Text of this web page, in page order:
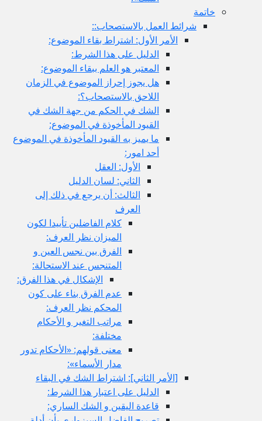
خاتمة
شرائط العمل بالاستصحاب::
الأمر الأول: اشتراط بقاء الموضوع:
الدليل على هذا الشرط:
المعتبر هو العلم ببقاء الموضوع:
هل يجوز إحراز الموضوع في الزمان
اللاحق بالاستصحاب؟:
الشك في الحكم من جهة الشك في
القيود المأخوذة في الموضوع:
ما يميز به القيود المأخوذة في الموضوع
أحد امور:
الأول: العقل
الثاني: لسان الدليل
الثالث: أن يرجع في ذلك إلى
العرف
كلام الفاضلين تأييدا لكون
الميزان نظر العرف:
الفرق بين نجس العين و
المتنجس عند الاستحالة:
الإشكال في هذا الفرق:
عدم الفرق بناء على كون
المحكم نظر العرف:
مراتب التغير و الأحكام
مختلفة:
معنى قولهم: «الأحكام تدور
مدار الأسماء»:
[الأمر الثاني‏]: اشتراط الشك في البقاء
الدليل على اعتبار هذا الشرط:
قاعدة اليقين و الشك الساري: